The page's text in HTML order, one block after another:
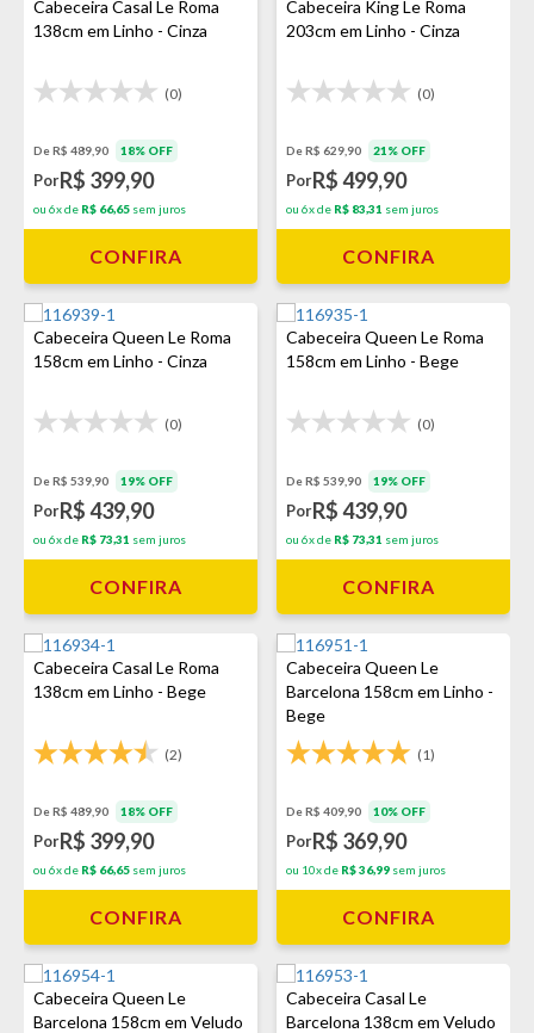
Cabeceira Casal Le Roma
138cm em Linho - Cinza
(0)
De R$ 489,90 18% OFF
PorR$ 399,90
ou 6x de R$ 66,65 sem juros
CONFIRA
Cabeceira King Le Roma
203cm em Linho - Cinza
(0)
De R$ 629,90 21% OFF
PorR$ 499,90
ou 6x de R$ 83,31 sem juros
CONFIRA
Cabeceira Queen Le Roma
158cm em Linho - Cinza
(0)
De R$ 539,90 19% OFF
PorR$ 439,90
ou 6x de R$ 73,31 sem juros
CONFIRA
Cabeceira Queen Le Roma
158cm em Linho - Bege
(0)
De R$ 539,90 19% OFF
PorR$ 439,90
ou 6x de R$ 73,31 sem juros
CONFIRA
Cabeceira Casal Le Roma
138cm em Linho - Bege
(2)
De R$ 489,90 18% OFF
PorR$ 399,90
ou 6x de R$ 66,65 sem juros
CONFIRA
Cabeceira Queen Le
Barcelona 158cm em Linho -
Bege
(1)
De R$ 409,90 10% OFF
PorR$ 369,90
ou 10x de R$ 36,99 sem juros
CONFIRA
Cabeceira Queen Le
Barcelona 158cm em Veludo
Cabeceira Casal Le
Barcelona 138cm em Veludo